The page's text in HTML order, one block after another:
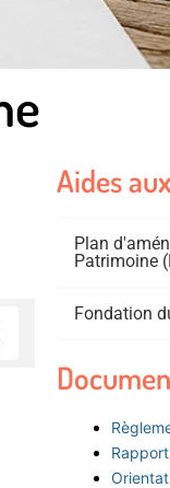
Aides
Plan
Patrimoine
Fondation